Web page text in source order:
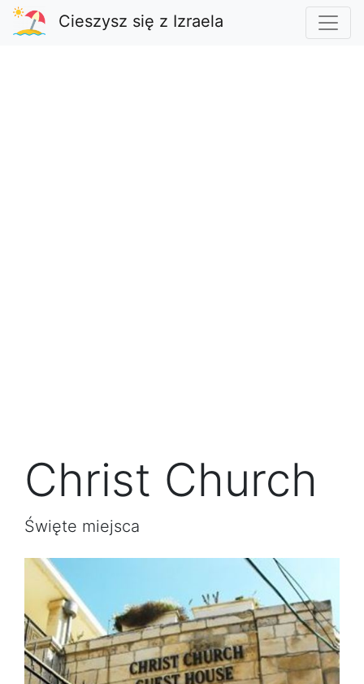
Cieszysz się z Izraela
Christ Church
Święte miejsca